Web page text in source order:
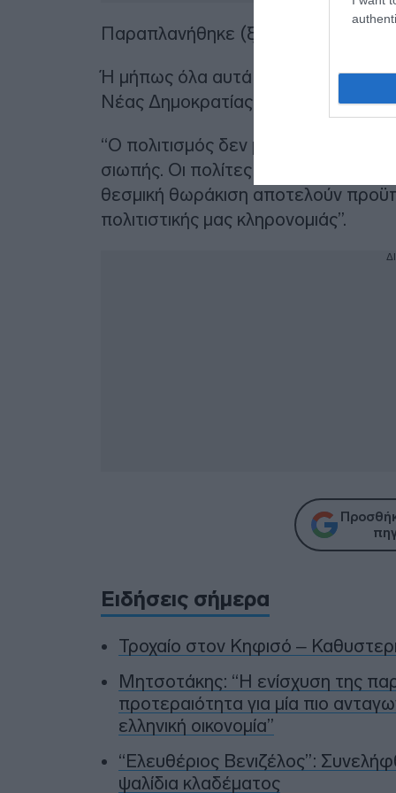
Παραπλανήθηκε (ξανά);
Ή μήπως όλα αυτά είναι άλλο ένα
Νέας Δημοκρατίας;” συνεχίζει η
“Ο πολιτισμός δεν μπορεί να
σιωπής. Οι πολίτες δικαιούνται
θεσμική θωράκιση αποτελούν
πολιτιστικής μας κληρονομιάς”.
Ειδήσεις σήμερα
Τροχαίο στον Κηφισό –
Μητσοτάκης: “Η ενίσχυση της
προτεραιότητα για μία πιο
ελληνική οικονομία”
“Ελευθέριος Βενιζέλος”:
ψαλίδια κλαδέματος